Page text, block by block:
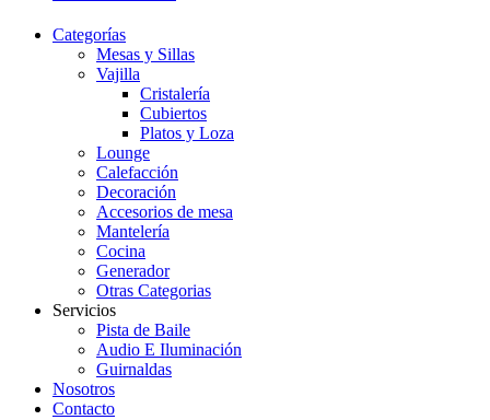
Categorías
Mesas y Sillas
Vajilla
Cristalería
Cubiertos
Platos y Loza
Lounge
Calefacción
Decoración
Accesorios de mesa
Mantelería
Cocina
Generador
Otras Categorias
Servicios
Pista de Baile
Audio E Iluminación
Guirnaldas
Nosotros
Contacto